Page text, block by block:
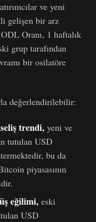
ve yeni
gelişen bir arz
Oranı, 1 haftalık
grup tarafından
bir osilatöre
değerlendirilebilir:
trendi, yeni ve
tutulan USD
bu da
piyasasının
eğilimi, eski
USD